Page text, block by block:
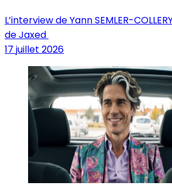
L’interview de Yann SEMLER-
de Jaxed
17 juillet 2026